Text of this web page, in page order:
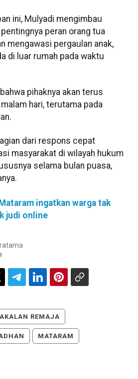
ini, Mulyadi mengimbau
peran orang tua
mengawasi pergaulan anak,
di luar rumah pada waktu
pihaknya akan terus
hari, terutama pada
dari respons cepat
masyarakat di wilayah hukum
selama bulan puasa,
ingatkan warga tak
judi online
REMAJA
MATARAM